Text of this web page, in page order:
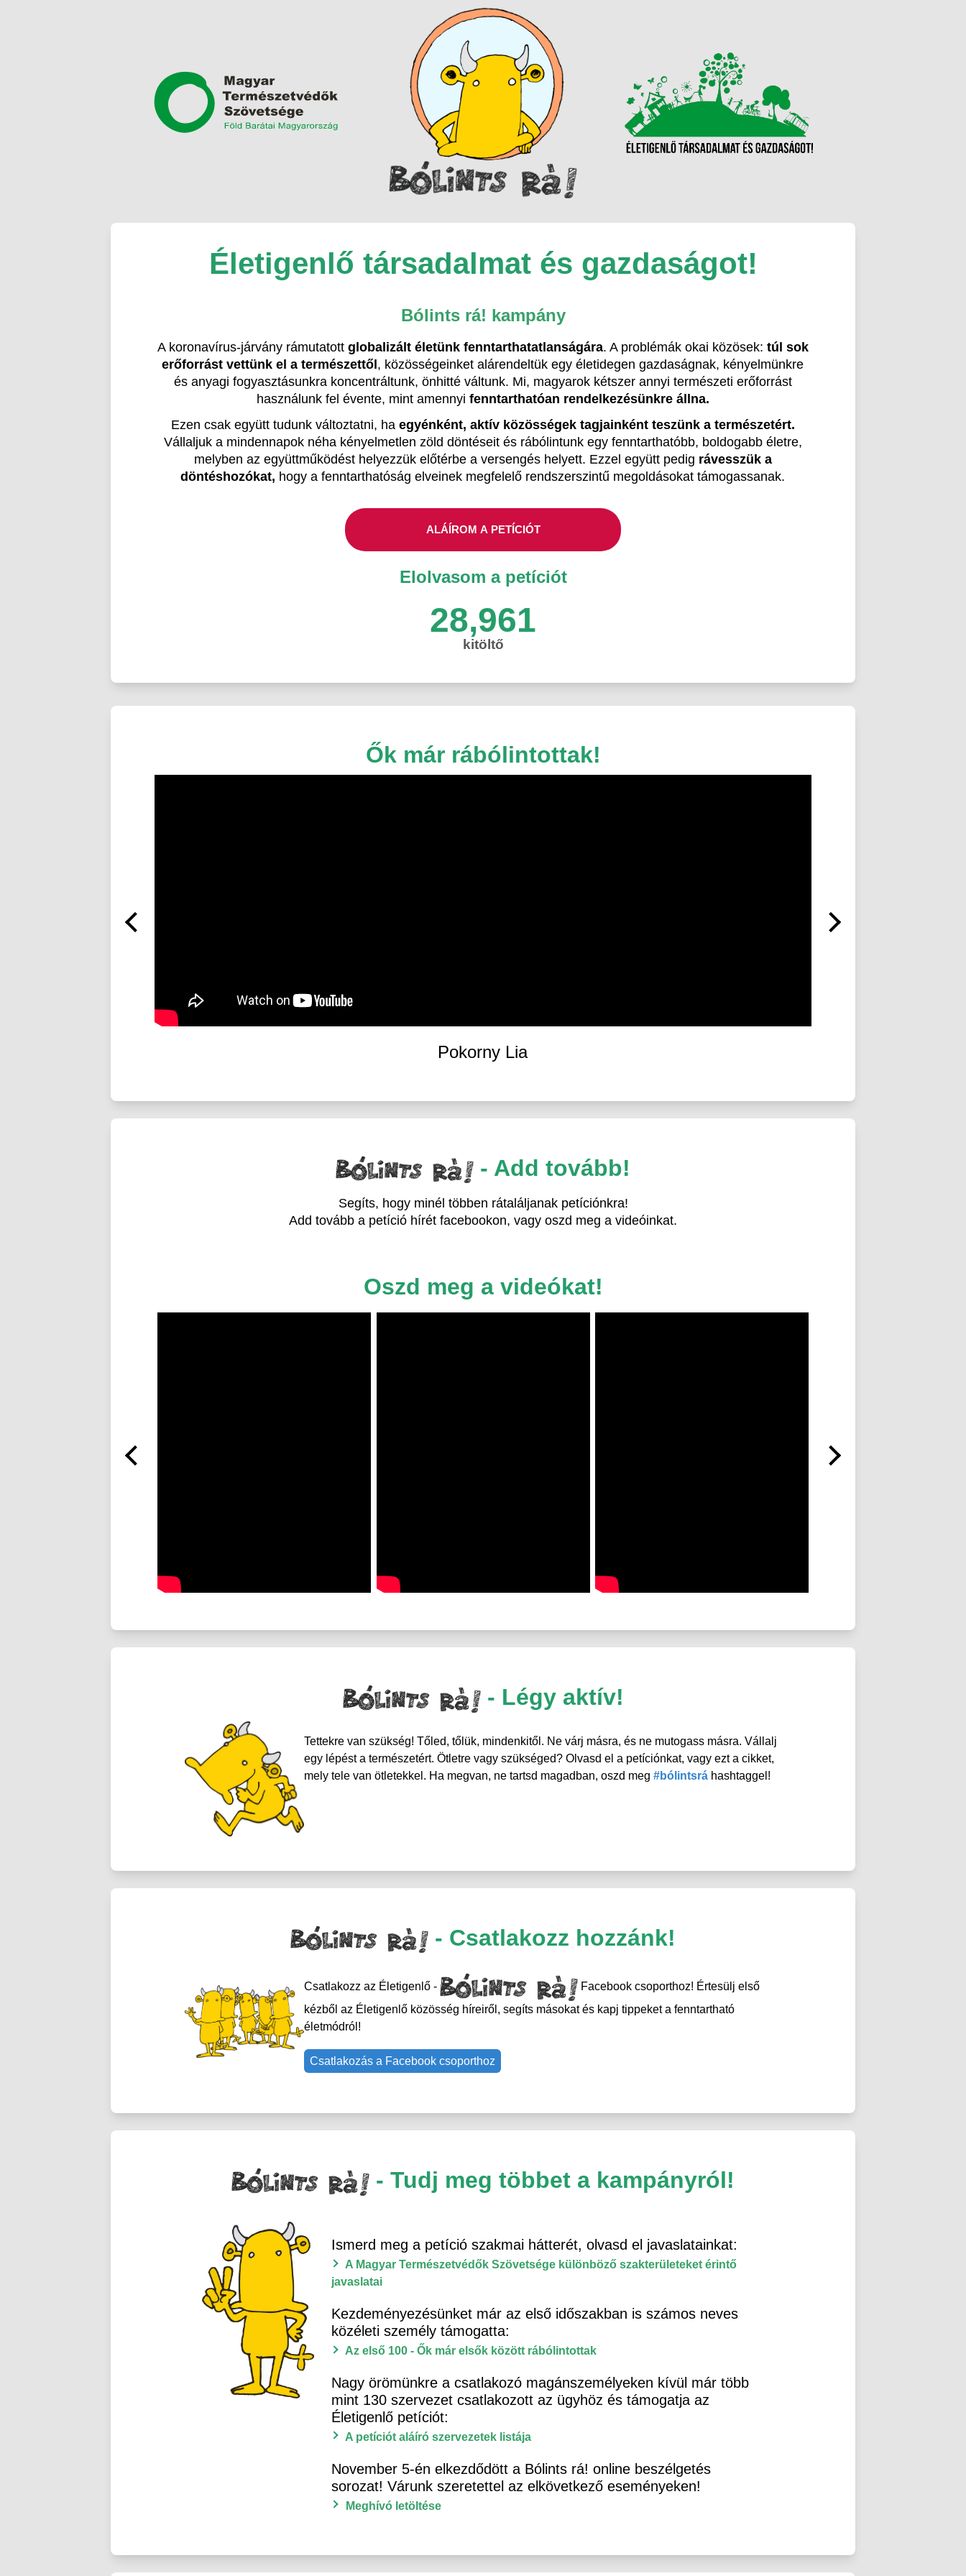
Életigenlő társadalmat és gazdaságot!
Bólints rá! kampány
A koronavírus-járvány rámutatott globalizált életünk fenntarthatatlanságára. A problémák okai közösek: túl sok
erőforrást vettünk el a természettől, közösségeinket alárendeltük egy életidegen gazdaságnak, kényelmünkre
és anyagi fogyasztásunkra koncentráltunk, önhitté váltunk. Mi, magyarok kétszer annyi természeti erőforrást
használunk fel évente, mint amennyi fenntarthatóan rendelkezésünkre állna.
Ezen csak együtt tudunk változtatni, ha egyénként, aktív közösségek tagjainként teszünk a természetért.
Vállaljuk a mindennapok néha kényelmetlen zöld döntéseit és rábólintunk egy fenntarthatóbb, boldogabb életre,
melyben az együttműködést helyezzük előtérbe a versengés helyett. Ezzel együtt pedig rávesszük a
döntéshozókat, hogy a fenntarthatóság elveinek megfelelő rendszerszintű megoldásokat támogassanak.
ALÁÍROM A PETÍCIÓT
Elolvasom a petíciót
28,961
kitöltő
Ők már rábólintottak!
Pokorny Lia
- Add tovább!
Segíts, hogy minél többen rátaláljanak petíciónkra!
Add tovább a petíció hírét facebookon, vagy oszd meg a videóinkat.
Oszd meg a videókat!
- Légy aktív!
Tettekre van szükség! Tőled, tőlük, mindenkitől. Ne várj másra, és ne mutogass másra. Vállalj
egy lépést a természetért. Ötletre vagy szükséged? Olvasd el a petíciónkat, vagy ezt a cikket,
mely tele van ötletekkel. Ha megvan, ne tartsd magadban, oszd meg #bólintsráhashtaggel!
- Csatlakozz hozzánk!
Csatlakozz az Életigenlő -
Facebook csoporthoz! Értesülj első
kézből az Életigenlő közösség híreiről, segíts másokat és kapj tippeket a fenntartható
életmódról!
Csatlakozás a Facebook csoporthoz
- Tudj meg többet a kampányról!
Ismerd meg a petíció szakmai hátterét, olvasd el javaslatainkat:
A Magyar Természetvédők Szövetsége különböző szakterületeket érintő
javaslatai
Kezdeményezésünket már az első időszakban is számos neves
közéleti személy támogatta:
Az első 100 - Ők már elsők között rábólintottak
Nagy örömünkre a csatlakozó magánszemélyeken kívül már több
mint 130 szervezet csatlakozott az ügyhöz és támogatja az
Életigenlő petíciót:
A petíciót aláíró szervezetek listája
November 5-én elkezdődött a Bólints rá! online beszélgetés
sorozat! Várunk szeretettel az elkövetkező eseményeken!
Meghívó letöltése